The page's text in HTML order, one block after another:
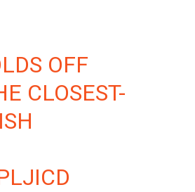
OFF
CLOSEST-